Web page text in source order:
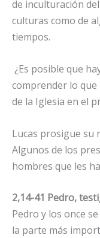
de inculturación
culturas como de
tiempos.
¿Es posible que
comprender lo que
de la Iglesia en el
Lucas prosigue su
Algunos de los
hombres que les
2,14-41 Pedro,
Pedro y los once
la parte más